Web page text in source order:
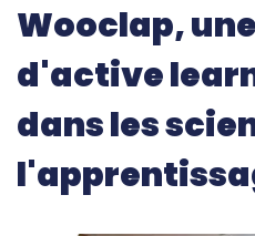
Wooclap,
d'active
dans les